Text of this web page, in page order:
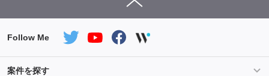
Follow Me
案件を探す